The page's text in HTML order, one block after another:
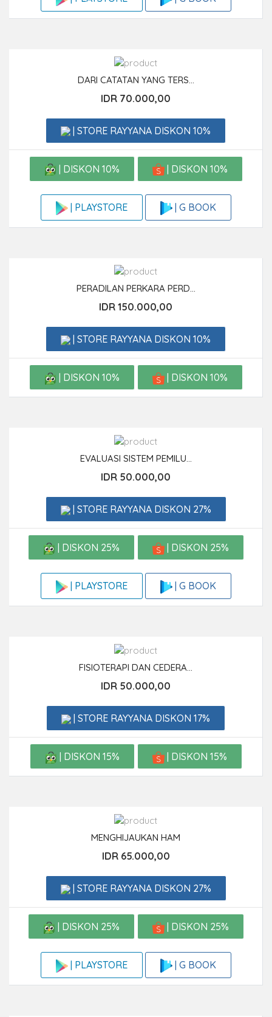
DARI CATATAN YANG TERS...
IDR 70.000,00
| STORE RAYYANA DISKON 10%
| DISKON 10% | DISKON 10%
| PLAYSTORE | G BOOK
PERADILAN PERKARA PERD...
IDR 150.000,00
| STORE RAYYANA DISKON 10%
| DISKON 10% | DISKON 10%
EVALUASI SISTEM PEMILU...
IDR 50.000,00
| STORE RAYYANA DISKON 27%
| DISKON 25% | DISKON 25%
| PLAYSTORE | G BOOK
FISIOTERAPI DAN CEDERA...
IDR 50.000,00
| STORE RAYYANA DISKON 17%
| DISKON 15% | DISKON 15%
MENGHIJAUKAN HAM
IDR 65.000,00
| STORE RAYYANA DISKON 27%
| DISKON 25% | DISKON 25%
| PLAYSTORE | G BOOK